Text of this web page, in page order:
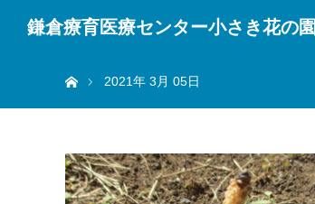
鎌倉療育医療センター小さき花の園
2021年 3月 05日